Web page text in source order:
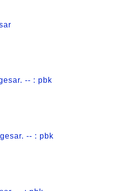
-- : pbk
-- : pbk